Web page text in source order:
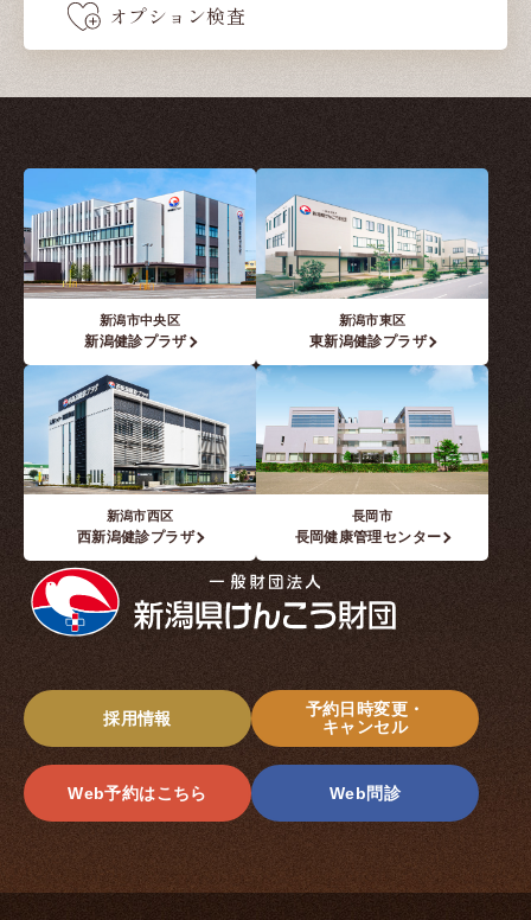
オプション検査
新潟市中央区
新潟健診プラザ
新潟市東区
東新潟健診プラザ
新潟市西区
西新潟健診プラザ
長岡市
長岡健康管理センター
採用情報
Web予約はこちら
予約日時変更・
キャンセル
Web問診